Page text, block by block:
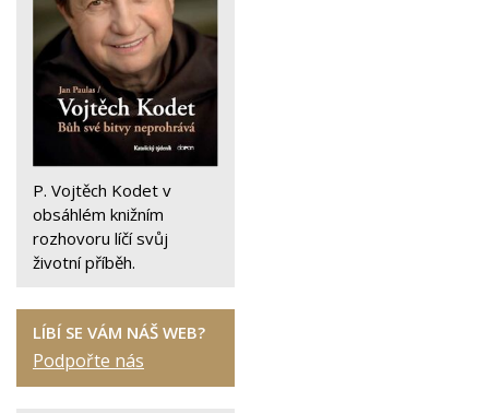
P. Vojtěch Kodet v
obsáhlém knižním
rozhovoru líčí svůj
životní příběh.
LÍBÍ SE VÁM NÁŠ WEB?
Podpořte nás